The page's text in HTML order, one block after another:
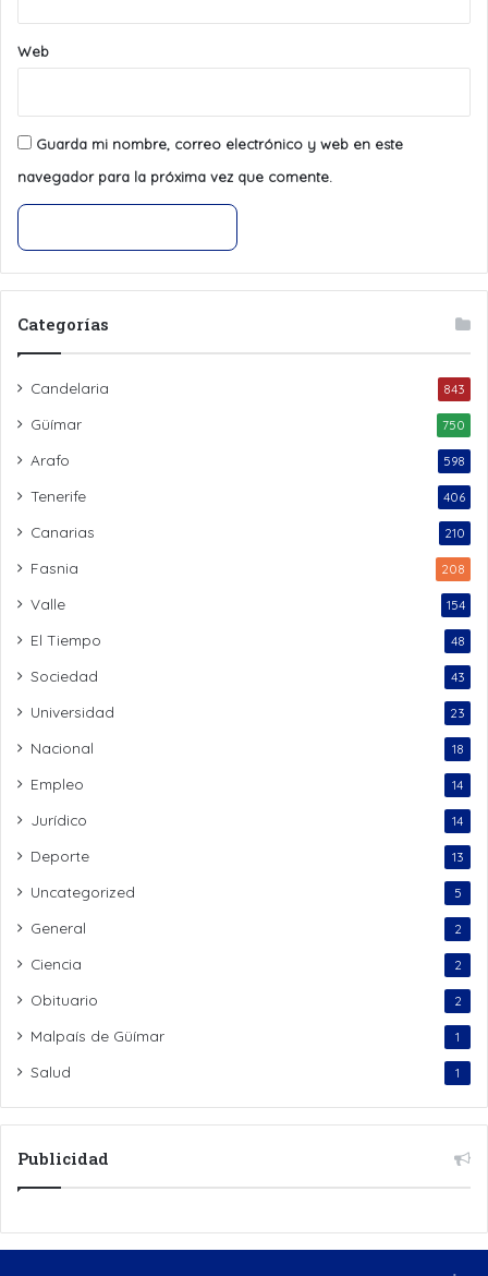
Web
Guarda mi nombre, correo electrónico y web en este
navegador para la próxima vez que comente.
Categorías
Candelaria 843
Güímar 750
Arafo 598
Tenerife 406
Canarias 210
Fasnia 208
Valle 154
El Tiempo 48
Sociedad 43
Universidad 23
Nacional 18
Empleo 14
Jurídico 14
Deporte 13
Uncategorized 5
General 2
Ciencia 2
Obituario 2
Malpaís de Güímar 1
Salud 1
Publicidad